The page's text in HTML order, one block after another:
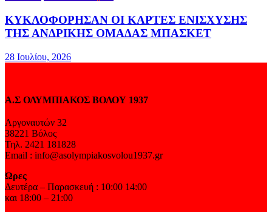
ΚΥΚΛΟΦΟΡΗΣΑΝ ΟΙ ΚΑΡΤΕΣ ΕΝΙΣΧΥΣΗΣ
ΤΗΣ ΑΝΔΡΙΚΗΣ ΟΜΑΔΑΣ ΜΠΑΣΚΕΤ
28 Ιουλίου, 2026
Α.Σ ΟΛΥΜΠΙΑΚΟΣ ΒΟΛΟΥ 1937
Αργοναυτών 32
38221 Βόλος
Τηλ. 2421 181828
Email : info@asolympiakosvolou1937.gr
Ώρες
Δευτέρα – Παρασκευή : 10:00 14:00
και 18:00 – 21:00